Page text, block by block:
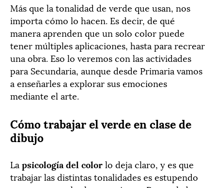
Más que la tonalidad de verde que usan, nos
importa cómo lo hacen. Es decir, de qué
manera aprenden que un solo color puede
tener múltiples aplicaciones, hasta para recrear
una obra. Eso lo veremos con las actividades
para Secundaria, aunque desde Primaria vamos
a enseñarles a explorar sus emociones
mediante el arte.
Cómo trabajar el verde en clase de
dibujo
La psicología del colorlo deja claro, y es que
trabajar las distintas tonalidades es estupendo